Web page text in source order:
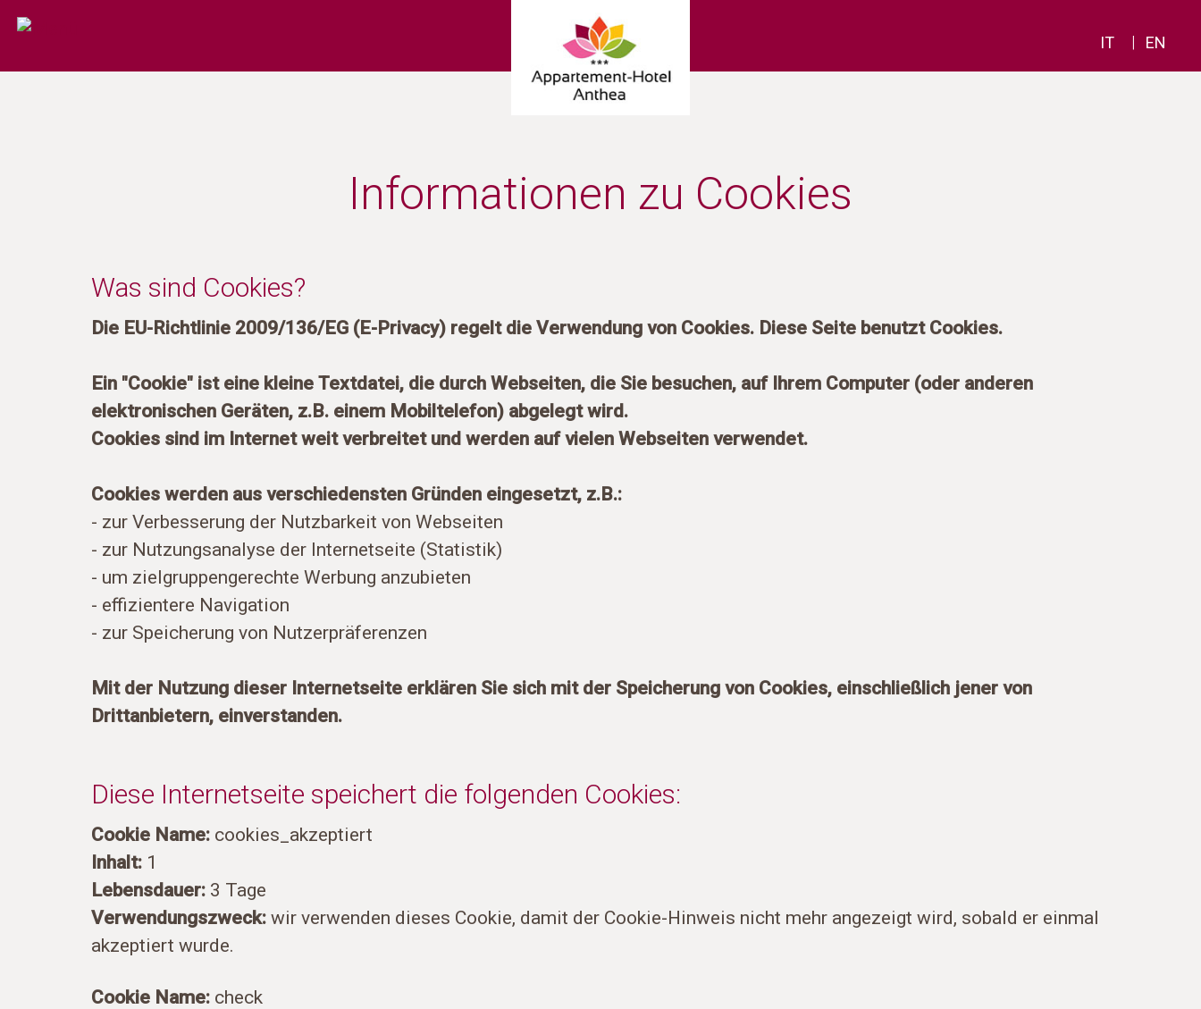
IT | EN
Informationen zu Cookies
Was sind Cookies?
Die EU-Richtlinie 2009/136/EG (E-Privacy) regelt die Verwendung von Cookies. Diese Seite benutzt Cookies.
Ein "Cookie" ist eine kleine Textdatei, die durch Webseiten, die Sie besuchen, auf Ihrem Computer (oder anderen
elektronischen Geräten, z.B. einem Mobiltelefon) abgelegt wird.
Cookies sind im Internet weit verbreitet und werden auf vielen Webseiten verwendet.
Cookies werden aus verschiedensten Gründen eingesetzt, z.B.:
- zur Verbesserung der Nutzbarkeit von Webseiten
- zur Nutzungsanalyse der Internetseite (Statistik)
- um zielgruppengerechte Werbung anzubieten
- effizientere Navigation
- zur Speicherung von Nutzerpräferenzen
Mit der Nutzung dieser Internetseite erklären Sie sich mit der Speicherung von Cookies, einschließlich jener von
Drittanbietern, einverstanden.
Diese Internetseite speichert die folgenden Cookies:
Cookie Name: cookies_akzeptiert
Inhalt: 1
Lebensdauer: 3 Tage
Verwendungszweck: wir verwenden dieses Cookie, damit der Cookie-Hinweis nicht mehr angezeigt wird, sobald er einmal
akzeptiert wurde.
Cookie Name: check